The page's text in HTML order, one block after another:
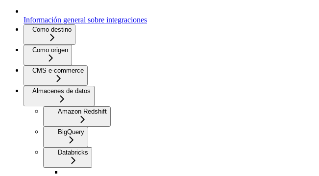
Información general sobre integraciones
Como destino
Como origen
CMS e-commerce
Almacenes de datos
Amazon Redshift
BigQuery
Databricks